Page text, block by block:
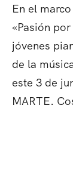
En el
«Pasión
jóvenes
de la
este 3 de
MARTE.